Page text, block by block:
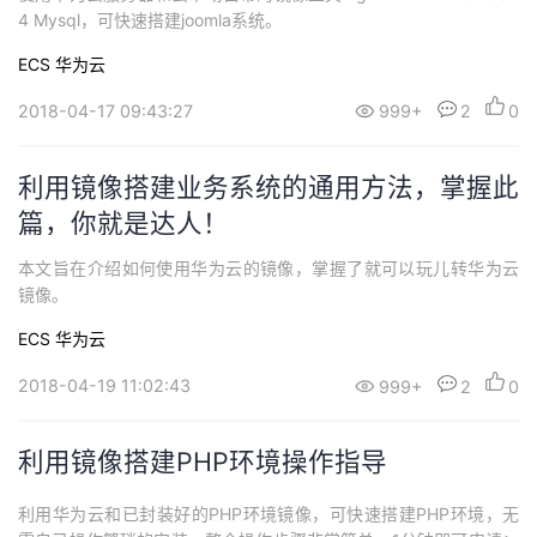
4 Mysql，可快速搭建joomla系统。
ECS 华为云
2018-04-17 09:43:27 999+ 2 0
利用镜像搭建业务系统的通用方法，掌握此
篇，你就是达人！
本文旨在介绍如何使用华为云的镜像，掌握了就可以玩儿转华为云
镜像。
ECS 华为云
2018-04-19 11:02:43 999+ 2 0
利用镜像搭建PHP环境操作指导
利用华为云和已封装好的PHP环境镜像，可快速搭建PHP环境，无